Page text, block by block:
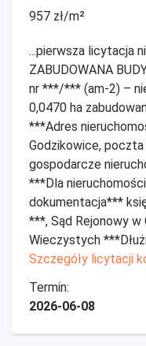
957 zł/m²
...pierwsza licytacja
ZABUDOWANA
nr ***/*** (am-2) –
0,0470 ha
***Adres
Godzikowice,
gospodarcze
***Dla
dokumentacja***
***, Sąd Rejonowy w
Wieczystych
Szczegóły licytacji
Termin:
2026-06-08